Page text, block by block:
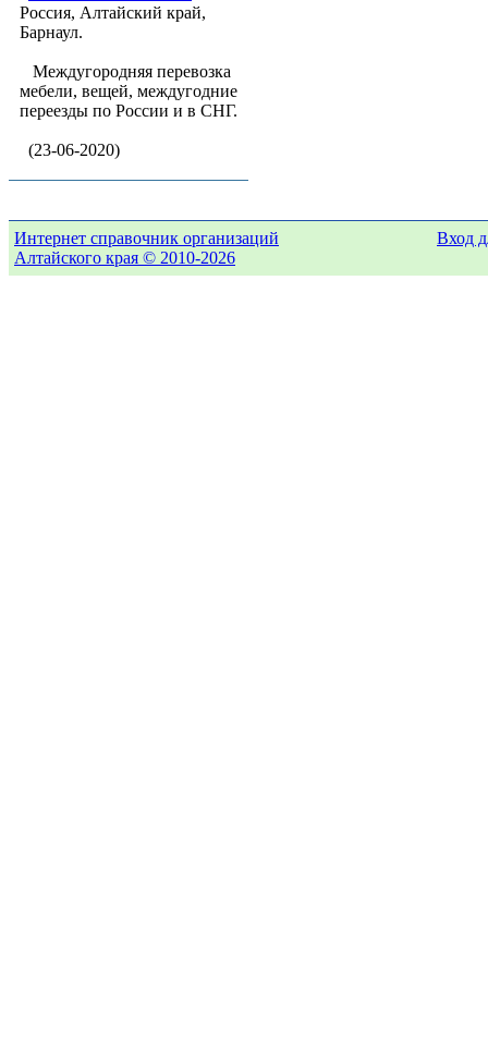
Россия, Алтайский край,
Барнаул.
Междугородняя перевозка
мебели, вещей, междугодние
переезды по России и в СНГ.
(23-06-2020)
Интернет справочник организаций
Алтайского края © 2010-2026
Вход